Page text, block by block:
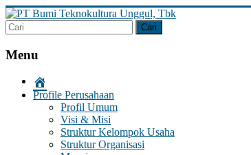
Skip
to
content
PT
Bumi
Unggul,
Tbk
Menu
Profile Perusahaan
Profil Umum
Visi & Misi
Struktur Kelompok Usaha
Struktur Organisasi